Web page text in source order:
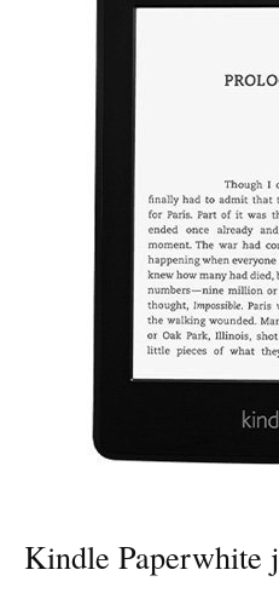
Kindle Paperwhite